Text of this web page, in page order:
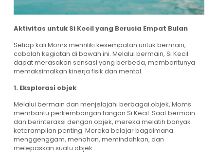
Aktivitas untuk Si Kecil yang Berusia Empat Bulan
Setiap kali Moms memiliki kesempatan untuk bermain,
cobalah kegiatan di bawah ini. Melalui bermain, Si Kecil
dapat merasakan sensasi yang berbeda, membantunya
memaksimalkan kinerja fisik dan mental.
1. Eksplorasi objek
Melalui bermain dan menjelajahi berbagai objek, Moms
membantu perkembangan tangan Si Kecil. Saat bermain
dan berinteraksi dengan objek, mereka melatih banyak
keterampilan penting. Mereka belajar bagaimana
menggenggam, menahan, memindahkan, dan
melepaskan suatu objek.